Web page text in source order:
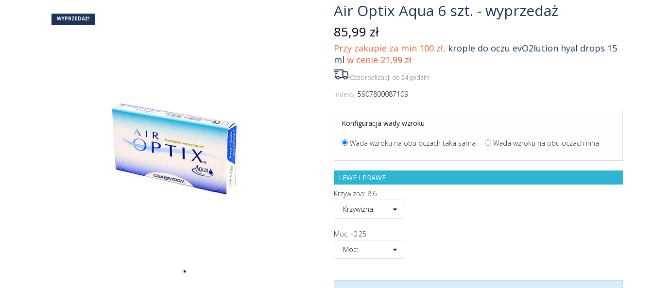
WYPRZEDAŻ! Air Optix Aqua 6 szt. - wyprzedaż
85,99 zł
Przy zakupie za min 100 zł, krople do oczu evO2lution hyal drops 15
ml w cenie 21,99 zł
Czas realizacji do 24 godzin
Indeks: 5907800087109
Konfiguracja wady wzroku
Wada wzroku na obu oczach taka sama Wada wzroku na obu oczach inna
LEWE I PRAWE
Krzywizna: 8.6
Moc: -0.25